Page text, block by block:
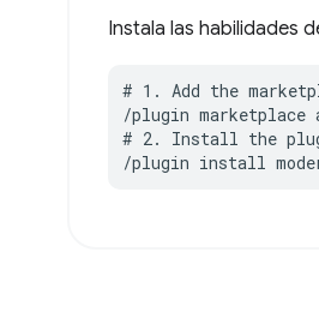
Instala las habilidades
# 1. Add the
/plugin marketplace
# 2. Install the
/plugin install